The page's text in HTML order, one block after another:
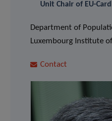
Unit Chair of EU-
Department of
Luxembourg Institute
Contact